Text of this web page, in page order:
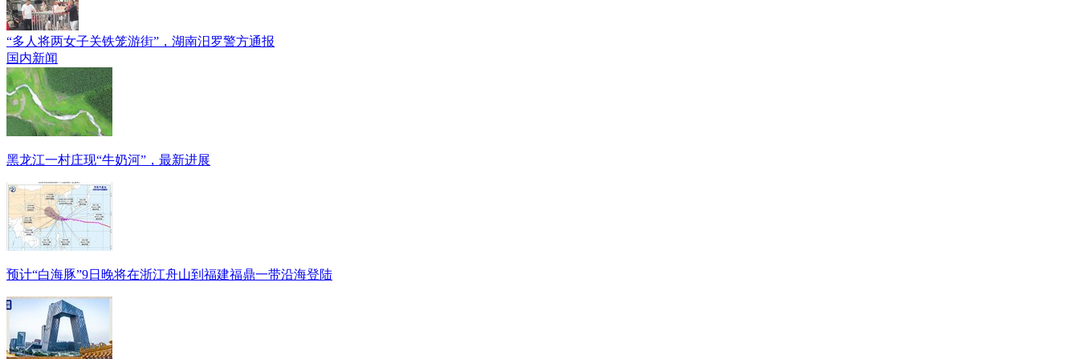
“多人将两女子关铁笼游街”，湖南汨罗警方通报
国内新闻
黑龙江一村庄现“牛奶河”，最新进展
预计“白海豚”9日晚将在浙江舟山到福建福鼎一带沿海登陆